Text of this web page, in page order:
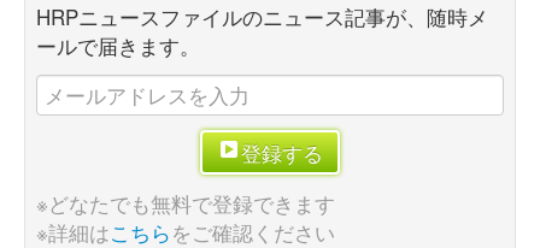
HRPニュースファイルのニュース記事が、随時メ
ールで届きます。
登録する
※どなたでも無料で登録できます
※詳細はこちらをご確認ください